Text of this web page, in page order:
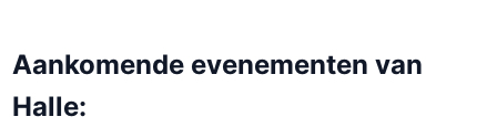
Aankomende evenementen van
Halle: